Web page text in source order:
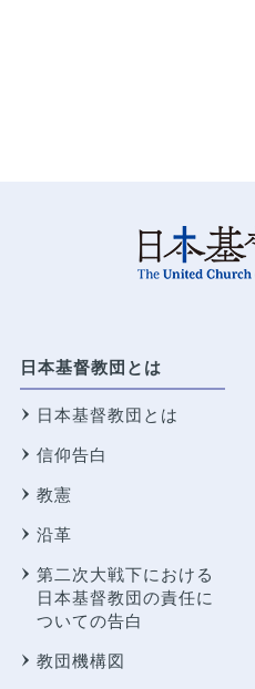
日本基督教団とは
日本基督教団とは
信仰告白
教憲
沿革
第二次大戦下における
日本基督教団の責任に
ついての告白
教団機構図